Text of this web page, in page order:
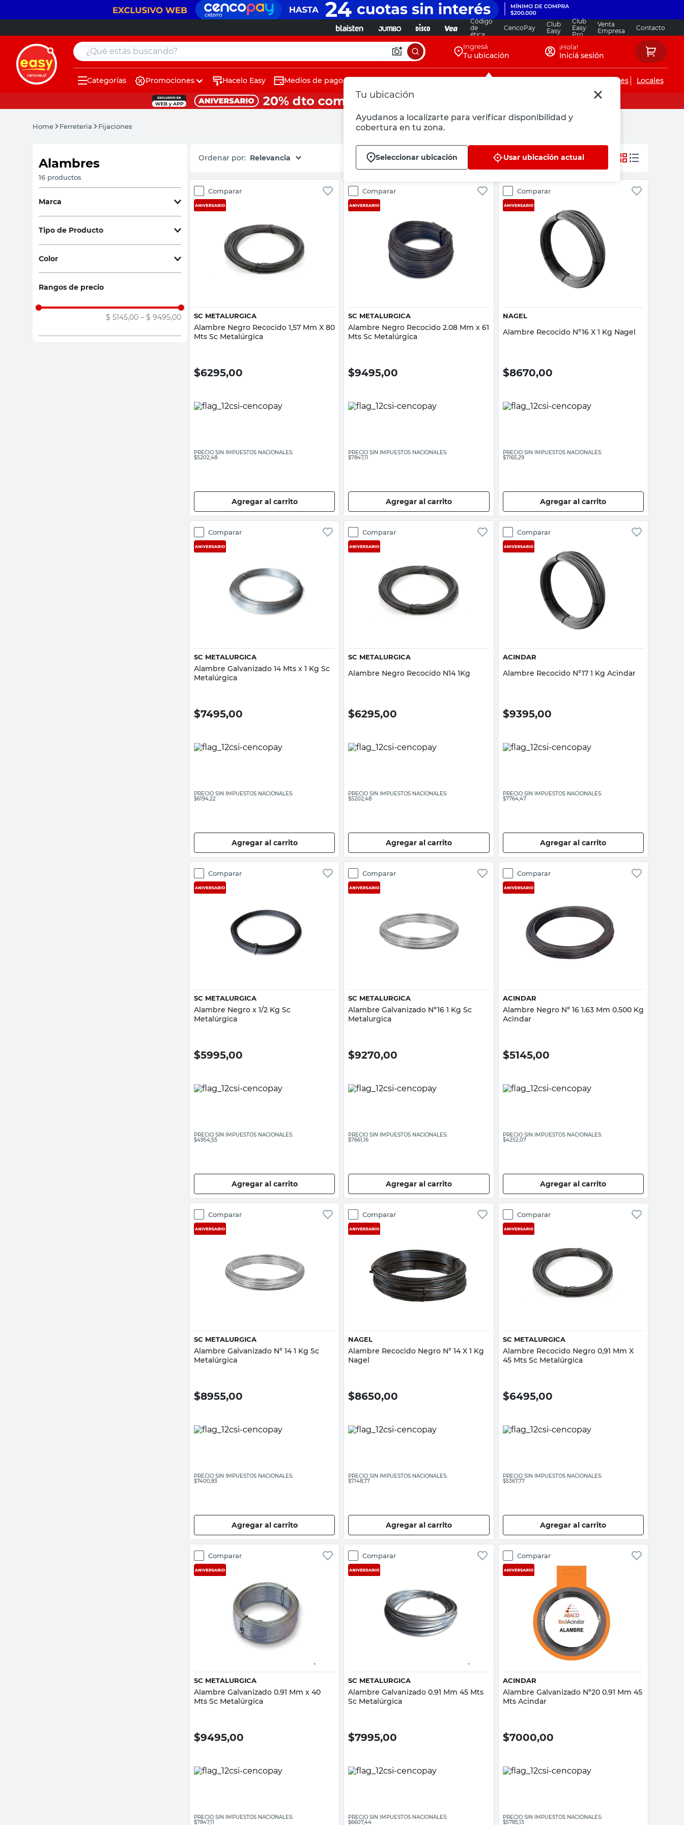
Código
de
ética
CencoPay
Club
Easy
Club
Easy
Pro
Venta
Empresa
Contacto
¿Qué estás buscando? Ingresá
Tu ubicación
Tu ubicación
Ayudanos a localizarte para verificar disponibilidad y
cobertura en tu zona.
Seleccionar ubicación Usar ubicación actual
¡Hola!
Iniciá sesión
Categorías Promociones Hacelo Easy Medios de pago Servicios de instalaciones Locales
Home Ferreteria Fijaciones
Alambres
16 productos
Marca
Tipo de Producto
Color
Negro
)
Rangos de precio
$ 5145,00 – $ 9495,00
Relevancia
Comparar
Vista rápida
SC METALURGICA
Alambre Negro Recocido 1,57 Mm X 80
Mts Sc Metalúrgica
$6295,00
PRECIO SIN IMPUESTOS NACIONALES:
$5202,48
Agregar al carrito
Comparar
Vista rápida
SC METALURGICA
Alambre Negro Recocido 2.08 Mm x 61
Mts Sc Metalúrgica
$9495,00
PRECIO SIN IMPUESTOS NACIONALES:
$7847,11
Agregar al carrito
Comparar
Vista rápida
NAGEL
Alambre Recocido N°16 X 1 Kg Nagel
$8670,00
PRECIO SIN IMPUESTOS NACIONALES:
$7165,29
Agregar al carrito
Comparar
Vista rápida
SC METALURGICA
Alambre Galvanizado 14 Mts x 1 Kg Sc
Metalúrgica
$7495,00
PRECIO SIN IMPUESTOS NACIONALES:
$6194,22
Agregar al carrito
Comparar
Vista rápida
SC METALURGICA
Alambre Negro Recocido N14 1Kg
$6295,00
PRECIO SIN IMPUESTOS NACIONALES:
$5202,48
Agregar al carrito
Comparar
Vista rápida
ACINDAR
Alambre Recocido N°17 1 Kg Acindar
$9395,00
PRECIO SIN IMPUESTOS NACIONALES:
$7764,47
Agregar al carrito
Comparar
SC METALURGICA
Alambre Negro x 1/2 Kg Sc
Metalúrgica
$5995,00
PRECIO SIN IMPUESTOS NACIONALES:
$4954,55
Agregar al carrito
Comparar
SC METALURGICA
Alambre Galvanizado N°16 1 Kg Sc
Metalurgica
$9270,00
PRECIO SIN IMPUESTOS NACIONALES:
$7661,16
Agregar al carrito
Comparar
Vista rápida
ACINDAR
Alambre Negro N° 16 1.63 Mm 0.500 Kg
Acindar
$5145,00
PRECIO SIN IMPUESTOS NACIONALES:
$4252,07
Agregar al carrito
Comparar
SC METALURGICA
Alambre Galvanizado N° 14 1 Kg Sc
Metalúrgica
$8955,00
PRECIO SIN IMPUESTOS NACIONALES:
$7400,83
Agregar al carrito
Comparar
Vista rápida
NAGEL
Alambre Recocido Negro N° 14 X 1 Kg
Nagel
$8650,00
PRECIO SIN IMPUESTOS NACIONALES:
$7148,77
Agregar al carrito
Comparar
Vista rápida
SC METALURGICA
Alambre Recocido Negro 0,91 Mm X
45 Mts Sc Metalúrgica
$6495,00
PRECIO SIN IMPUESTOS NACIONALES:
$5367,77
Agregar al carrito
Comparar
Vista rápida
SC METALURGICA
Alambre Galvanizado 0.91 Mm x 40
Mts Sc Metalúrgica
$9495,00
PRECIO SIN IMPUESTOS NACIONALES:
$7847,11
Comparar
SC METALURGICA
Alambre Galvanizado 0.91 Mm 45 Mts
Sc Metalúrgica
$7995,00
PRECIO SIN IMPUESTOS NACIONALES:
$6607,44
Comparar
Vista rápida
ACINDAR
Alambre Galvanizado N°20 0.91 Mm 45
Mts Acindar
$7000,00
PRECIO SIN IMPUESTOS NACIONALES:
$5785,13
muebles
espejo